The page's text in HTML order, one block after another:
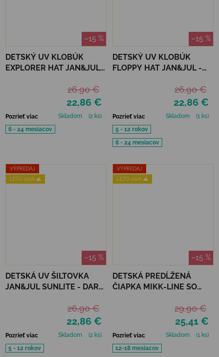
–15 %
DETSKÝ UV KLOBÚK
EXPLORER HAT JAN&JUL -
22,86 €
26,90 €
Pozrieť viac Skladom
(2 ks)
6 - 24 mesiacov
–15 %
DETSKÝ UV KLOBÚK
FLOPPY HAT JAN&JUL -
22,86 €
26,90 €
Pozrieť viac Skladom
(1 ks)
5 - 12 rokov
6 - 24 mesiacov
VÝPREDAJ
LETO 2026 🌊
–15 %
DETSKÁ UV ŠILTOVKA
JAN&JUL SUNLITE - DARK
22,86 €
26,90 €
Pozrieť viac Skladom
(2 ks)
5 - 12 rokov
VÝPREDAJ
LETO 2026 🌊
–15 %
DETSKÁ PREDĹŽENÁ
ČIAPKA MIKK-LINE SO
25,41 €
29,90 €
Pozrieť viac Skladom
(1 ks)
12-18 mesiacov